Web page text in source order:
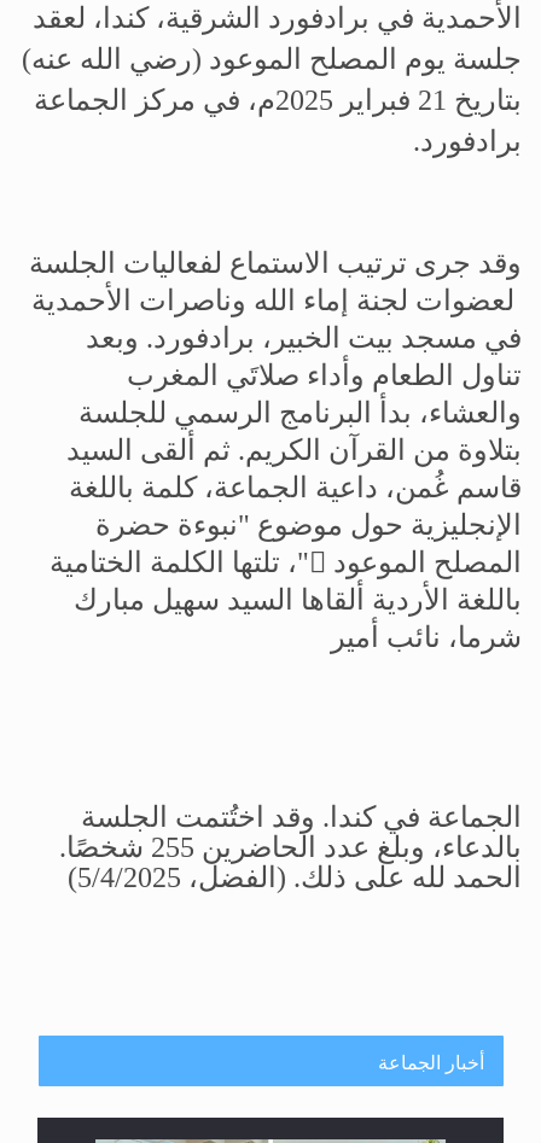
الأحمدية في برادفورد الشرقية، كندا، لعقد
جلسة يوم المصلح الموعود (رضي الله عنه)
بتاريخ 21 فبراير 2025م، في مركز الجماعة
برادفورد.
وقد جرى ترتيب الاستماع لفعاليات الجلسة
لعضوات لجنة إماء الله وناصرات الأحمدية
في مسجد بیت الخبیر، برادفورد. وبعد
تناول الطعام وأداء صلاتَي المغرب
والعشاء، بدأ البرنامج الرسمي للجلسة
بتلاوة من القرآن الكريم. ثم ألقى السيد
قاسم غُمن، داعية الجماعة، كلمة باللغة
الإنجليزية حول موضوع "نبوءة حضرة
المصلح الموعود "، تلتها الكلمة الختامية
باللغة الأردية ألقاها السيد سهيل مبارك
شرما، نائب أمير
الجماعة في كندا . وقد اختُتمت الجلسة
بالدعاء، وبلغ عدد الحاضرين 255 شخصًا.
الحمد لله على ذلك. (الفضل، 5/4/2025)
أخبار الجماعة